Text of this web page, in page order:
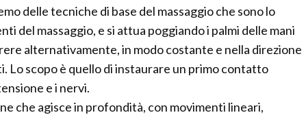
delle tecniche di base del massaggio che sono lo
del massaggio, e si attua poggiando i palmi delle mani
alternativamente, in modo costante e nella direzione
Lo scopo è quello di instaurare un primo contatto
e i nervi.
che agisce in profondità, con movimenti lineari,